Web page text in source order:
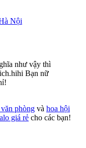
Nội
như vậy thì
Bạn nữ
phòng và hoa hội
giá rẻ cho các bạn!